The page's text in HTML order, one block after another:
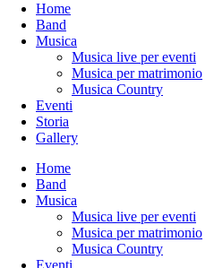
Home
Band
Musica
Musica live per eventi
Musica per matrimonio
Musica Country
Eventi
Storia
Gallery
Home
Band
Musica
Musica live per eventi
Musica per matrimonio
Musica Country
Eventi